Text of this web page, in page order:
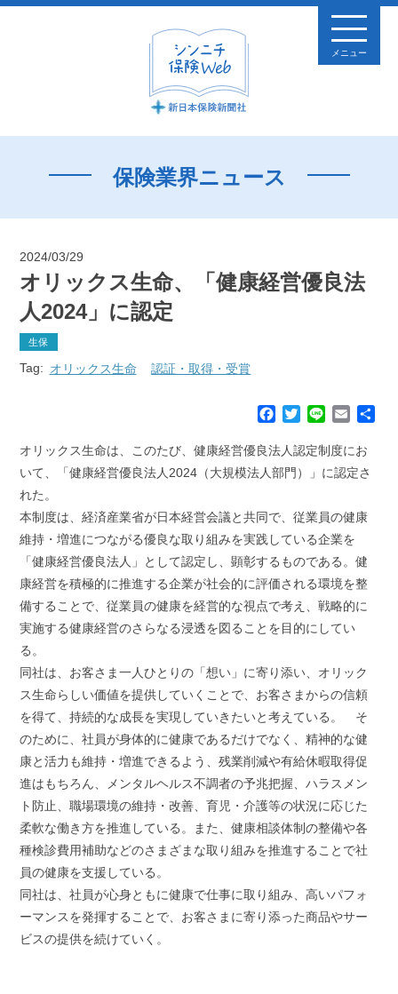
メニュー
保険業界ニュース
2024/03/29
オリックス生命、「健康経営優良法
人2024」に認定
生保
Tag: オリックス生命 認証・取得・受賞
c
e
o
k
T
i
r
n
e
E
a
i
オリックス生命は、このたび、健康経営優良法人認定制度にお
いて、「健康経営優良法人2024（大規模法人部門）」に認定さ
れた。
本制度は、経済産業省が日本経営会議と共同で、従業員の健康
維持・増進につながる優良な取り組みを実践している企業を
「健康経営優良法人」として認定し、顕彰するものである。健
康経営を積極的に推進する企業が社会的に評価される環境を整
備することで、従業員の健康を経営的な視点で考え、戦略的に
実施する健康経営のさらなる浸透を図ることを目的にしてい
る。
同社は、お客さま一人ひとりの「想い」に寄り添い、オリック
ス生命らしい価値を提供していくことで、お客さまからの信頼
を得て、持続的な成長を実現していきたいと考えている。 そ
のために、社員が身体的に健康であるだけでなく、精神的な健
康と活力も維持・増進できるよう、残業削減や有給休暇取得促
進はもちろん、メンタルヘルス不調者の予兆把握、ハラスメン
ト防止、職場環境の維持・改善、育児・介護等の状況に応じた
柔軟な働き方を推進している。また、健康相談体制の整備や各
種検診費用補助などのさまざまな取り組みを推進することで社
員の健康を支援している。
同社は、社員が心身ともに健康で仕事に取り組み、高いパフォ
ーマンスを発揮することで、お客さまに寄り添った商品やサー
ビスの提供を続けていく。